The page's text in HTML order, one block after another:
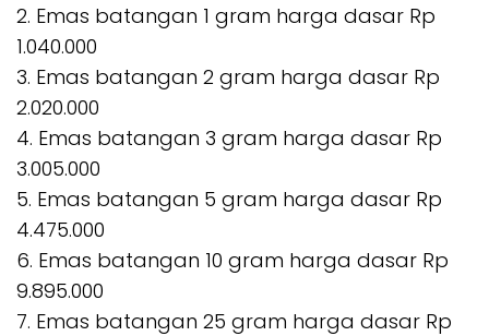
2. Emas batangan 1 gram harga dasar Rp
1.040.000
3. Emas batangan 2 gram harga dasar Rp
2.020.000
4. Emas batangan 3 gram harga dasar Rp
3.005.000
5. Emas batangan 5 gram harga dasar Rp
4.475.000
6. Emas batangan 10 gram harga dasar Rp
9.895.000
7. Emas batangan 25 gram harga dasar Rp